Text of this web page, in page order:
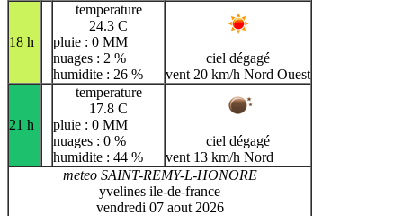
18 h
temperature
24.3 C
pluie : 0 MM
nuages : 2 %
humidite : 26 %
ciel dégagé
vent 20 km/h Nord Ouest
21 h
temperature
17.8 C
pluie : 0 MM
nuages : 0 %
humidite : 44 %
ciel dégagé
vent 13 km/h Nord
meteo SAINT-REMY-L-HONORE
yvelines ile-de-france
vendredi 07 aout 2026